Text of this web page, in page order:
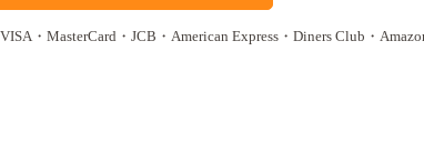
・MasterCard・JCB・American Express・Diners Club・